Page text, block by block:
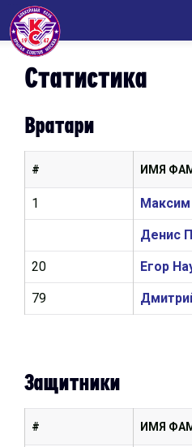
Статистика
Вратари
ИМЯ
Денис
Егор
#
1
20
79
Защитники
ИМЯ
#